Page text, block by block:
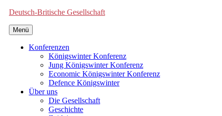
Deutsch-Britische Gesellschaft
Menü
Konferenzen
Königswinter Konferenz
Jung Königswinter Konferenz
Economic Königswinter Konferenz
Defence Königswinter
Über uns
Die Gesellschaft
Geschichte